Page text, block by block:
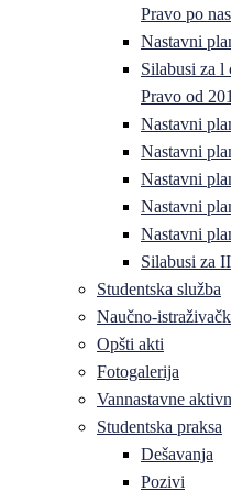
Pravo po
Nastavni
Silabusi za l
Pravo od
Nastavni
Nastavni
Nastavni
Nastavni
Nastavni
Silabusi za
Studentska služba
Naučno-
Opšti akti
Fotogalerija
Vannastavne
Studentska praksa
Dešavanja
Pozivi